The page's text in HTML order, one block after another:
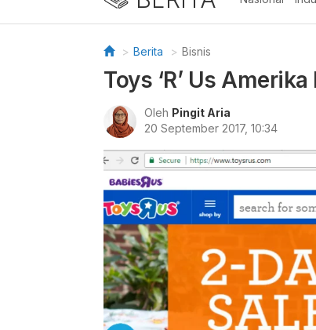
Berita Bisnis
Toys ‘R’ Us
Oleh Pingit Aria
20 September 2017, 10:34